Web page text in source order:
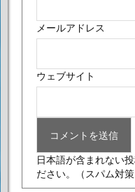
メールアドレス
ウェブサイト
日本語が含まれない
ださい。
（スパム対策